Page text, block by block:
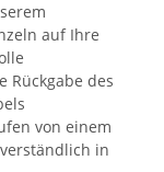
auf Ihre
Rückgabe des
von einem
in